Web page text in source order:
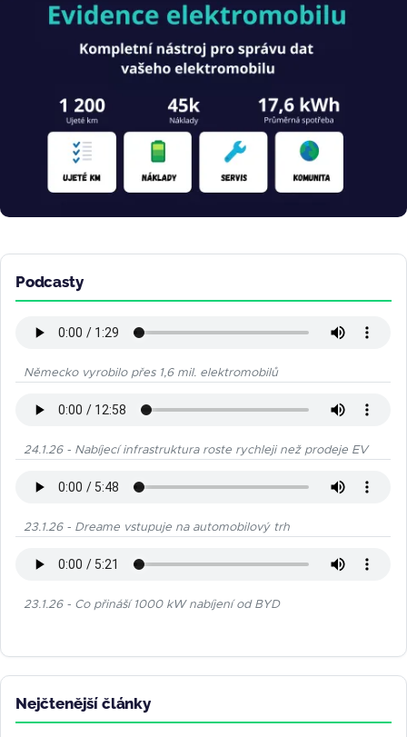
Podcasty
Německo vyrobilo přes 1,6 mil. elektromobilů
24.1.26 - Nabíjecí infrastruktura roste rychleji než prodeje EV
23.1.26 - Dreame vstupuje na automobilový trh
23.1.26 - Co přináší 1000 kW nabíjení od BYD
Nejčtenější články